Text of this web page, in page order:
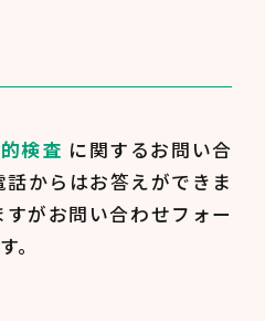
検査 に関するお問い合
話からはお答えができま
すがお問い合わせフォー
。